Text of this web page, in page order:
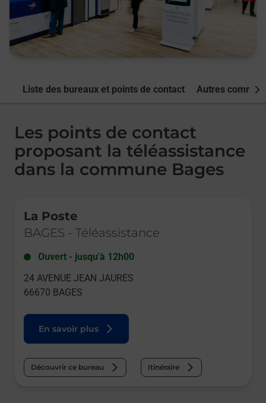
Liste des bureaux et points de contact Autres
Les points de contact
proposant la téléassistance
dans la commune Bages
La Poste
BAGES - Téléassistance
Ouvert - jusqu'à 12h00
24 AVENUE JEAN JAURES
66670 BAGES
En savoir plus
Découvrir ce bureau Itinéraire